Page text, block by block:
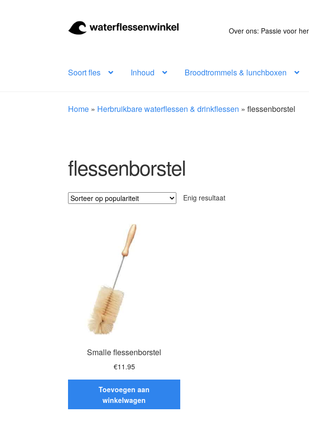
Ga
door
Ga
naar
Over ons: Passie voor
Soort fles Inhoud Broodtrommels & lunchboxen
Home » Herbruikbare waterflessen & drinkflessen »flessenborstel
flessenborstel
Enig resultaat
Smalle flessenborstel
€11.95
Toevoegen aan
winkelwagen